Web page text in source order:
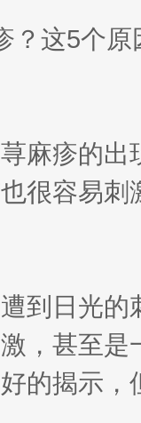
麻疹的
很容易
到日光
，甚至
的揭示